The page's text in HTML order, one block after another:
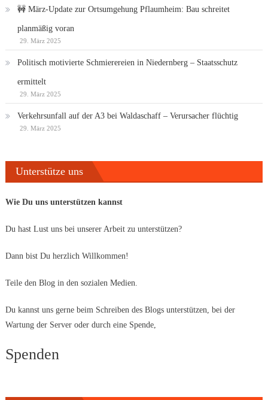
🚧 März-Update zur Ortsumgehung Pflaumheim: Bau schreitet
planmäßig voran
29. März 2025
Politisch motivierte Schmierereien in Niedernberg – Staatsschutz
ermittelt
29. März 2025
Verkehrsunfall auf der A3 bei Waldaschaff – Verursacher flüchtig
29. März 2025
Unterstütze uns
Wie Du uns unterstützen kannst
Du hast Lust uns bei unserer Arbeit zu unterstützen?
Dann bist Du herzlich Willkommen!
Teile den Blog in den sozialen Medien.
Du kannst uns gerne beim Schreiben des Blogs unterstützen, bei der
Wartung der Server oder durch eine Spende,
Spenden